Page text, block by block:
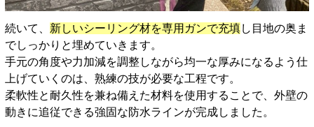
続いて、 新しいシーリング材を専用ガンで充填し目地の奥ま
でしっかりと埋めていきます。
手元の角度や力加減を調整しながら均一な厚みになるよう仕
上げていくのは、熟練の技が必要な工程です。
柔軟性と耐久性を兼ね備えた材料を使用することで、外壁の
動きに追従できる強固な防水ラインが完成しました。